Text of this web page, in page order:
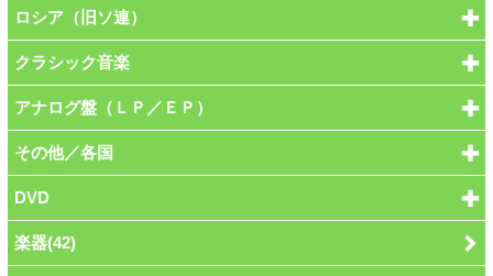
ロシア（旧ソ連）
クラシック音楽
アナログ盤（ＬＰ／ＥＰ）
その他／各国
DVD
楽器(42)